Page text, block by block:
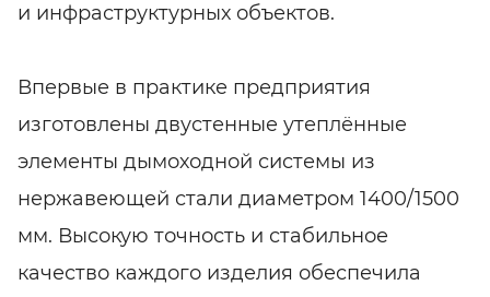
и инфраструктурных объектов.
Впервые в практике предприятия
изготовлены двустенные утеплённые
элементы дымоходной системы из
нержавеющей стали диаметром 1400/1500
мм. Высокую точность и стабильное
качество каждого изделия обеспечила